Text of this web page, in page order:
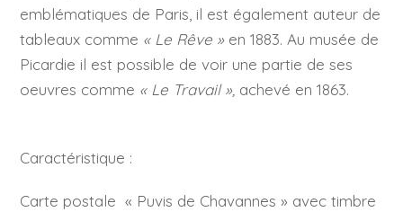
emblématiques de Paris, il est également auteur de
tableaux comme « Le Rêve »en 1883. Au musée de
Picardie il est possible de voir une partie de ses
oeuvres comme « Le Travail », achevé en 1863.
Caractéristique :
Carte postale « Puvis de Chavannes » avec timbre